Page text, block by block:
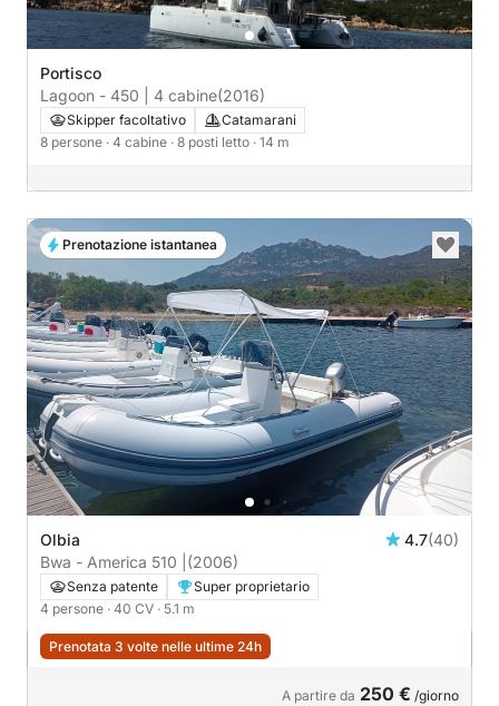
Portisco
Lagoon - 450 | 4 cabine(2016)
Skipper facoltativo
Catamarani
8 persone · 4 cabine · 8 posti letto · 14 m
Olbia 4.7(40)
Bwa - America 510 | (2006)
Senza patente
Super proprietario
4 persone · 40 CV · 5.1 m
Prenotata 3 volte nelle ultime 24h
A partire da 250 € /giorno
Prenotazione istantanea